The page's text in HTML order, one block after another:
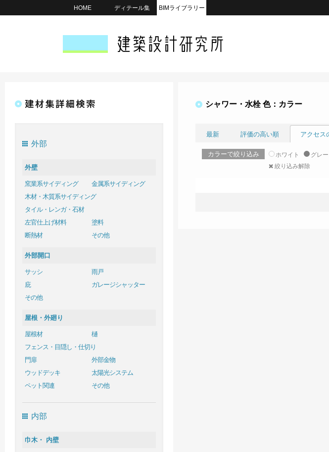
HOME ディテール集 BIMライブラリー
外部
外壁
窯業系サイディング
金属系サイディング
木材・木質系サイディング
タイル・レンガ・石材
左官仕上げ材料
塗料
断熱材
その他
外部開口
サッシ
雨戸
庇
ガレージシャッター
その他
屋根・外廻り
屋根材
樋
フェンス・目隠し・仕切り
門扉
外部金物
ウッドデッキ
太陽光システム
ペット関連
その他
内部
巾木・ 内壁
シャワー・水栓 色：カラー
最新 評価の高い順 アクセス
カラーで絞り込み ホワイト グレー
絞り込み解除